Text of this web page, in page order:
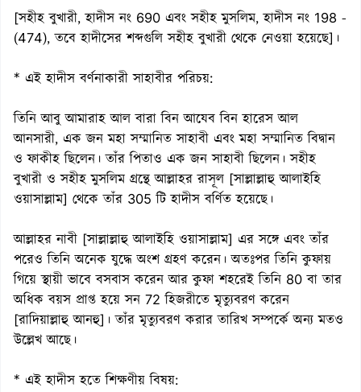
[সহীহ বুখারী, হাদীস নং 690 এবং সহীহ মুসলিম, হাদীস নং 198 -
(474), তবে হাদীসের শব্দগুলি সহীহ বুখারী থেকে নেওয়া হয়েছে]।
* এই হাদীস বর্ণনাকারী সাহাবীর পরিচয়:
তিনি আবু আমারাহ আল বারা বিন আযেব বিন হারেস আল
আনসারী, এক জন মহা সম্মানিত সাহাবী এবং মহা সম্মানিত বিদ্বান
ও ফাকীহ ছিলেন। তাঁর পিতাও এক জন সাহাবী ছিলেন। সহীহ
বুখারী ও সহীহ মুসলিম গ্রন্থে আল্লাহর রাসূল [সাল্লাল্লাহু আলাইহি
ওয়াসাল্লাম] থেকে তাঁর 305 টি হাদীস বর্ণিত হয়েছে।
আল্লাহর নাবী [সাল্লাল্লাহু আলাইহি ওয়াসাল্লাম] এর সঙ্গে এবং তাঁর
পরেও তিনি অনেক যুদ্ধে অংশ গ্রহণ করেন। অতঃপর তিনি কুফায়
গিয়ে স্থায়ী ভাবে বসবাস করেন আর কুফা শহরেই তিনি 80 বা তার
অধিক বয়স প্রাপ্ত হয়ে সন 72 হিজরীতে মৃত্যুবরণ করেন
[রাদিয়াল্লাহু আনহু]। তাঁর মৃত্যুবরণ করার তারিখ সম্পর্কে অন্য মতও
উল্লেখ আছে।
* এই হাদীস হতে শিক্ষণীয় বিষয়: